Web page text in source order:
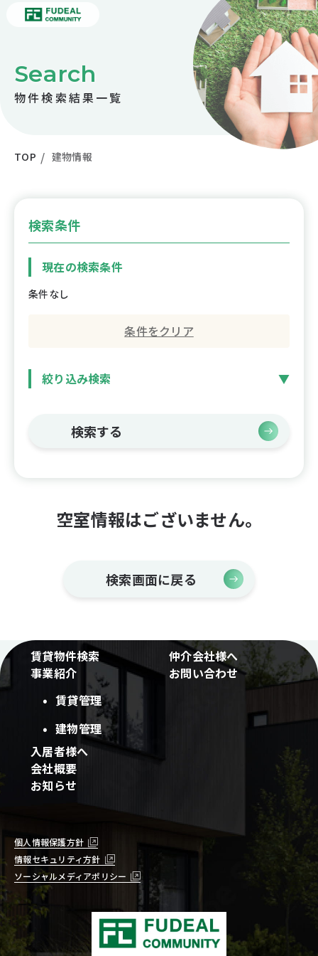
物件検索結果一覧
Search
TOP 建物情報
検索条件
現在の検索条件
条件なし
条件をクリア
絞り込み検索
検索する
空室情報はございません。
検索画面に戻る
賃貸物件検索
事業紹介
賃貸管理
建物管理
入居者様へ
会社概要
お知らせ
仲介会社様へ
お問い合わせ
個人情報保護方針
ソーシャルメディアポリシー
情報セキュリティ方針